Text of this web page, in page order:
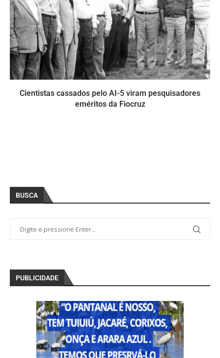
Cientistas cassados pelo AI-5 viram pesquisadores
eméritos da Fiocruz
BUSCA
PUBLICIDADE